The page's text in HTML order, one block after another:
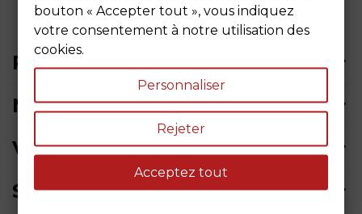
PRODUITS
NOTRE SOCIÉTÉ
VOTRE COMPTE
SIÈGE SOCIAL
bouton « Accepter tout », vous indiquez
votre consentement à notre utilisation des
cookies.
Personnaliser
Rejeter
Acceptez tout